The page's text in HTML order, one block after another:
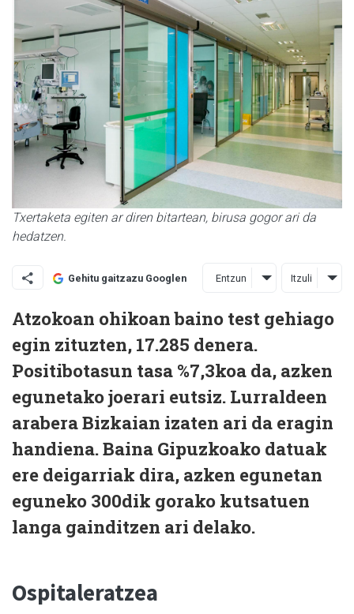
Txertaketa egiten ar diren bitartean, birusa gogor ari da
hedatzen.
Gehitu gaitzazu Googlen Entzun Itzuli
Atzokoan ohikoan baino test gehiago
egin zituzten, 17.285 denera.
Positibotasun tasa %7,3koa da, azken
egunetako joerari eutsiz. Lurraldeen
arabera Bizkaian izaten ari da eragin
handiena. Baina Gipuzkoako datuak
ere deigarriak dira, azken egunetan
eguneko 300dik gorako kutsatuen
langa gainditzen ari delako.
Ospitaleratzea